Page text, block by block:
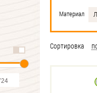
Материал
Сортировка